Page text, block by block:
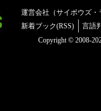
運営会社（サイボウズ・
新着ブック(RSS)
言語
Copyright © 2008-